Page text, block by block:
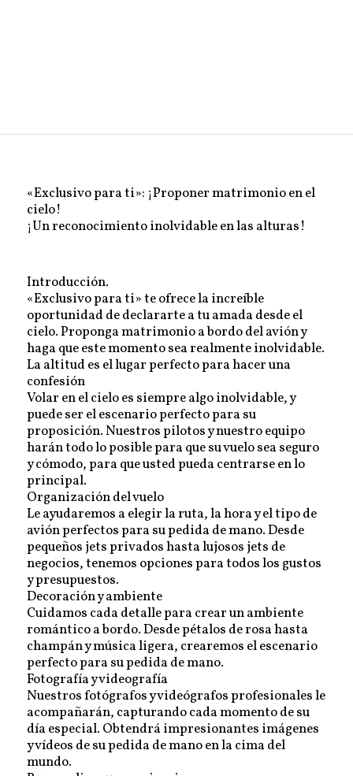
«Exclusivo para ti»: ¡Proponer matrimonio en el
cielo!
¡Un reconocimiento inolvidable en las alturas!
Introducción.
«Exclusivo para ti» te ofrece la increíble
oportunidad de declararte a tu amada desde el
cielo. Proponga matrimonio a bordo del avión y
haga que este momento sea realmente inolvidable.
La altitud es el lugar perfecto para hacer una
confesión
Volar en el cielo es siempre algo inolvidable, y
puede ser el escenario perfecto para su
proposición. Nuestros pilotos y nuestro equipo
harán todo lo posible para que su vuelo sea seguro
y cómodo, para que usted pueda centrarse en lo
principal.
Organización del vuelo
Le ayudaremos a elegir la ruta, la hora y el tipo de
avión perfectos para su pedida de mano. Desde
pequeños jets privados hasta lujosos jets de
negocios, tenemos opciones para todos los gustos
y presupuestos.
Decoración y ambiente
Cuidamos cada detalle para crear un ambiente
romántico a bordo. Desde pétalos de rosa hasta
champán y música ligera, crearemos el escenario
perfecto para su pedida de mano.
Fotografía y videografía
Nuestros fotógrafos y videógrafos profesionales le
acompañarán, capturando cada momento de su
día especial. Obtendrá impresionantes imágenes
y vídeos de su pedida de mano en la cima del
mundo.